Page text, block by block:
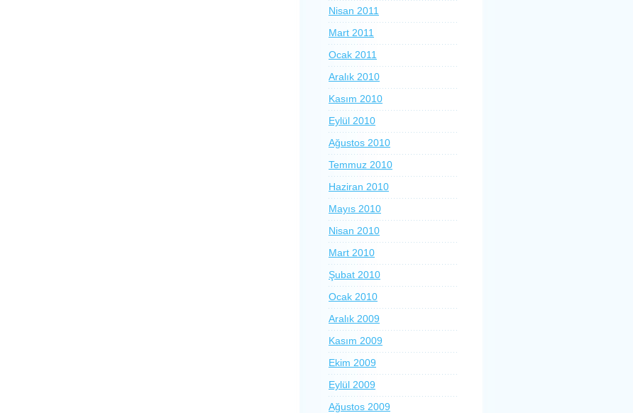
Nisan 2011
Mart 2011
Ocak 2011
Aralık 2010
Kasım 2010
Eylül 2010
Ağustos 2010
Temmuz 2010
Haziran 2010
Mayıs 2010
Nisan 2010
Mart 2010
Şubat 2010
Ocak 2010
Aralık 2009
Kasım 2009
Ekim 2009
Eylül 2009
Ağustos 2009